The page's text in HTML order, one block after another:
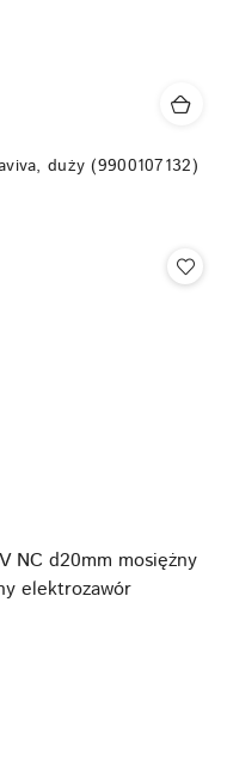
duży (9900107132)